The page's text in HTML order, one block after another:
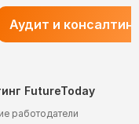
Аудит и консалтинг
FutureToday
работодатели